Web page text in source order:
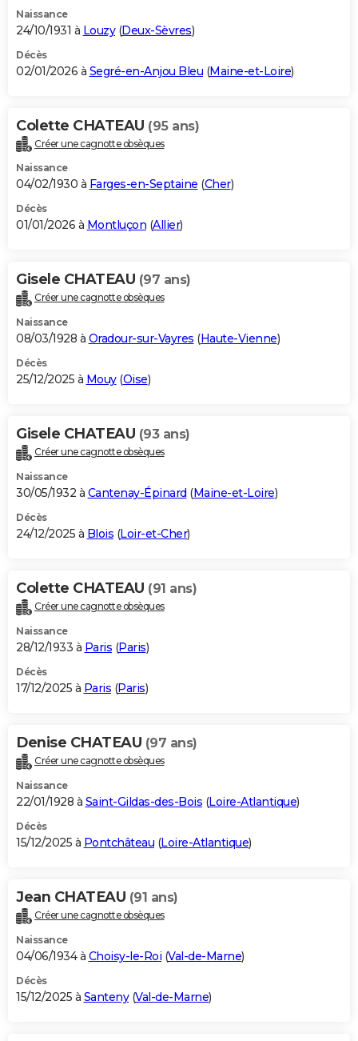
Naissance
24/10/1931 à Louzy(Deux-Sèvres)
Décès
02/01/2026 à Segré-en-Anjou Bleu (Maine-et-Loire)
Colette CHATEAU (95 ans)
Créer une cagnotte obsèques
Naissance
04/02/1930 à Farges-en-Septaine (Cher)
Décès
01/01/2026 à Montluçon (Allier)
Gisele CHATEAU (97 ans)
Créer une cagnotte obsèques
Naissance
08/03/1928 à Oradour-sur-Vayres (Haute-Vienne)
Décès
25/12/2025 à Mouy(Oise)
Gisele CHATEAU (93 ans)
Créer une cagnotte obsèques
Naissance
30/05/1932 à Cantenay-Épinard (Maine-et-Loire)
Décès
24/12/2025 à Blois (Loir-et-Cher)
Colette CHATEAU (91 ans)
Créer une cagnotte obsèques
Naissance
28/12/1933 à Paris (Paris)
Décès
17/12/2025 à Paris (Paris)
Denise CHATEAU (97 ans)
Créer une cagnotte obsèques
Naissance
22/01/1928 à Saint-Gildas-des-Bois (Loire-Atlantique)
Décès
15/12/2025 à Pontchâteau (Loire-Atlantique)
Jean CHATEAU (91 ans)
Créer une cagnotte obsèques
Naissance
04/06/1934 à Choisy-le-Roi (Val-de-Marne)
Décès
15/12/2025 à Santeny(Val-de-Marne)